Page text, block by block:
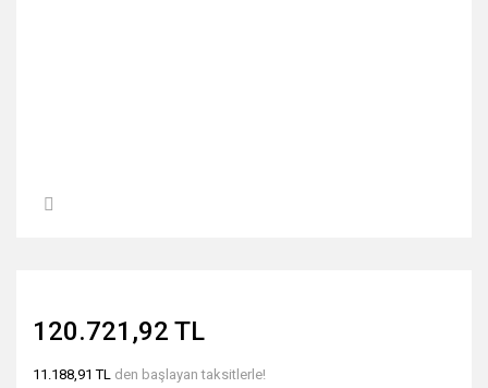
120.721,92 TL
11.188,91 TL den başlayan taksitlerle!